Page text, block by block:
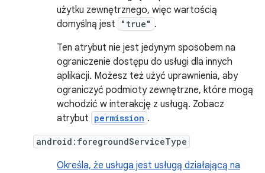
użytku zewnętrznego, więc wartością
domyślną jest
"true" .
Ten atrybut nie jest jedynym sposobem na
ograniczenie dostępu do usługi dla innych
aplikacji. Możesz też użyć uprawnienia, aby
ograniczyć podmioty zewnętrzne, które mogą
wchodzić w interakcję z usługą. Zobacz
atrybut permission .
android:foregroundServiceType
Określa, że usługa jest usługą działającą na